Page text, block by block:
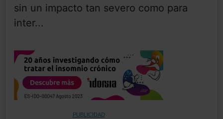
sin un impacto tan severo como para
inter...
PUBLICIDAD